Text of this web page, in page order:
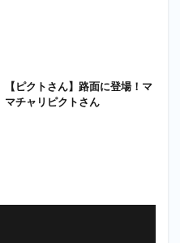
【ピクトさん】路面に登場！マ
マチャリピクトさん